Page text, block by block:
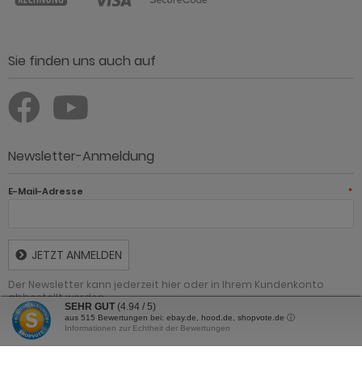
Sie finden uns auch auf
Newsletter-Anmeldung
E-Mail-Adresse *
JETZT ANMELDEN
Der Newsletter kann jederzeit hier oder in Ihrem Kundenkonto
abbestellt werden.
SEHR GUT (4.94 / 5)
aus 515 Bewertungen bei: ebay.de, hood.de, shopvote.de ⓘ
Informationen zur Echtheit der Bewertungen